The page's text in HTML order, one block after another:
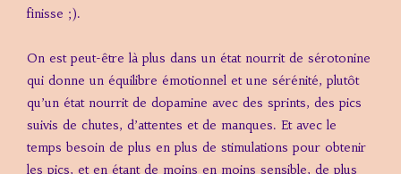
finisse ;).
On est peut-être là plus dans un état nourrit de sérotonine
qui donne un équilibre émotionnel et une sérénité, plutôt
qu’un état nourrit de dopamine avec des sprints, des pics
suivis de chutes, d’attentes et de manques. Et avec le
temps besoin de plus en plus de stimulations pour obtenir
les pics, et en étant de moins en moins sensible, de plus